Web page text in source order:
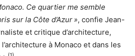
Ce quartier me semble
sur la Côte d’Azur », confie Jean-
et critique d’architecture,
à Monaco et dans les